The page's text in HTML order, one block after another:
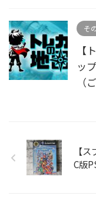
そ
【
ッ
（
【
C版